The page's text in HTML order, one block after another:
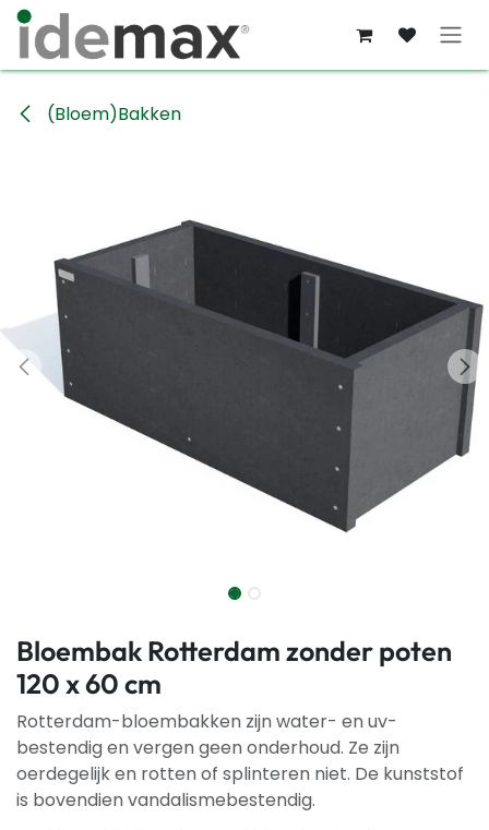
Overslaan naar inhoud
(Bloem)Bakken
Bloembak Rotterdam zonder poten
120 x 60 cm
Rotterdam-bloembakken zijn water- en uv-
bestendig en vergen geen onderhoud. Ze zijn
oerdegelijk en rotten of splinteren niet. De kunststof
is bovendien vandalismebestendig.